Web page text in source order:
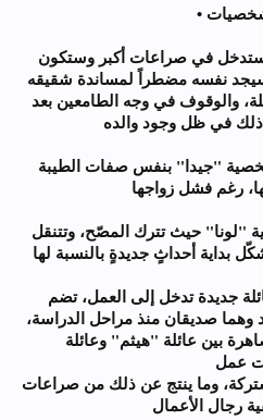
•
في صراعات أكبر وستكون
نفسه مضطراً لمساندة شقيقه
والوقوف في وجه الطامعين بعد
في ظل وجود والده
"جيدا" بنفس صفات الطيبة
رغم فشل زواجها
"لونا" حيث تترك المصّح، وتتنقل
بداية أحداثٍ جديدةٍ بالنسبة لها
جديدة تدخل إلى العمل، تضم
وهما صديقان منذ مراحل الدراسة،
بين عائلة "هيثم" وعائلة
عمل
وما ينتج عن ذلك من صراعات
رجال الأعمال